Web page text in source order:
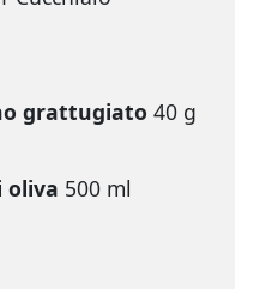
grattugiato 40 g
oliva 500 ml